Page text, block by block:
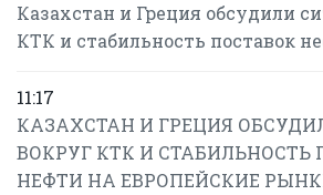
Казахстан и Греция обсудили
КТК и стабильность поставок
11:17
КАЗАХСТАН И ГРЕЦИЯ
ВОКРУГ КТК И СТАБИЛЬНОСТЬ
НЕФТИ НА ЕВРОПЕЙСКИЕ